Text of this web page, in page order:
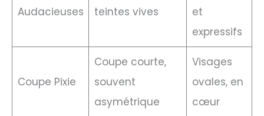
Audacieuses
teintes vives
et
expressifs
Coupe Pixie
Coupe courte,
souvent
asymétrique
Visages
ovales, en
cœur